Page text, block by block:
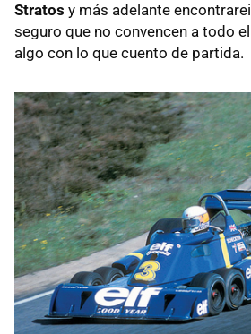
Stratos y más adelante
seguro que no convencen a todo
algo con lo que cuento de partida.